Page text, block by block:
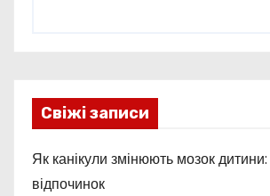
Свіжі записи
Як канікули змінюють мозок
відпочинок